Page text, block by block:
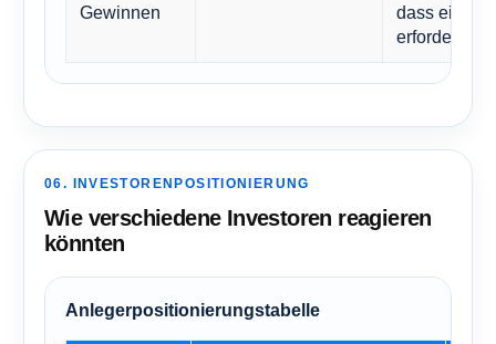
Gewinnen
dass eine
erforderlich
06. INVESTORENPOSITIONIERUNG
Wie verschiedene Investoren reagieren
könnten
Anlegerpositionierungstabelle